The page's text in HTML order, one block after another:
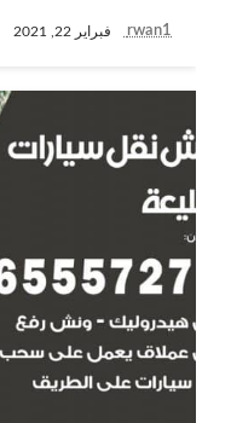
rwan1 فبراير 22, 2021